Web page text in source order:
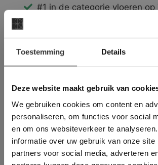
Toestemming Details
Deze website maakt gebruik van
We gebruiken cookies om content en
personaliseren, om functies voor social
en om ons websiteverkeer te
informatie over uw gebruik van onze site
partners voor social media, adverteren
#1 in de categorie vloeren op
Binnen 24 uur een
Meer dan 500 m2 showroom
Deze website maakt
gebruik van cookies.
This Cookie Banner was deleted and
longer working. Please contact the
administrator.
Deze website gebruikt cookies
gebruikerservaring te verbeteren.
gebruik te maken van onze website
toestemming voor alle cookies
overeenstemming met ons
verder